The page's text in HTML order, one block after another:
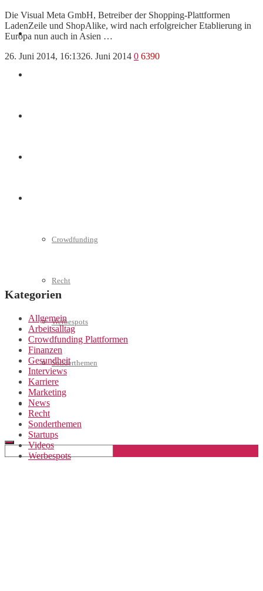
Finanzen
Crowdfunding
Recht
Werbespots
Sonderthemen
Geschäftskonto eröffnen
Die Visual Meta GmbH, Betreiber der Shopping-Plattformen
LadenZeile und ShopAlike, wird nach erfolgreicher Etablierung in
Europa nun auch in Asien …
26. Juni 2014, 16:1326. Juni 2014 0 6390
Kategorien
Allgemein
Arbeitsalltag
Crowdfunding Plattformen
Finanzen
Gesundheit
Interviews
Karriere
Marketing
News
Recht
Sonderthemen
Startups
Videos
Werbespots